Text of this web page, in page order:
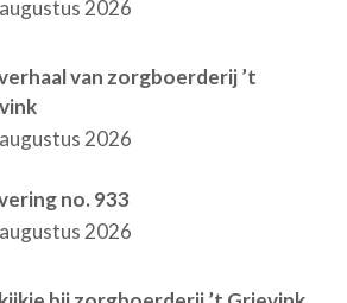
2026
van zorgboerderij ’t
2026
no. 933
2026